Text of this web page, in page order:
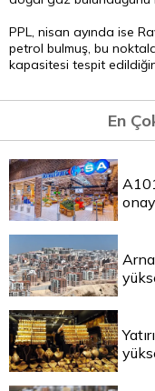
PPL, nisan ayında ise
petrol bulmuş, bu
kapasitesi tespit edildiğini
En